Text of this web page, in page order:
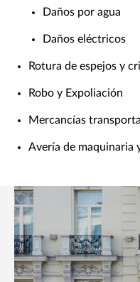
Daños por agua
Daños eléctricos
Rotura de espejos y
Robo y Expoliación
Mercancías
Avería de maquinaria